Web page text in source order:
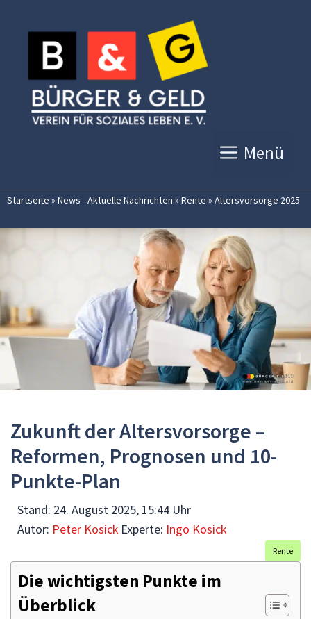
Inhalt
springen
Menü
Startseite » News - Aktuelle Nachrichten » Rente » Altersvorsorge 2025
Zukunft der Altersvorsorge –
Reformen, Prognosen und 10-
Punkte-Plan
Stand: 24. August 2025, 15:44 Uhr
Autor: Peter Kosick Experte: Ingo Kosick
Rente
Die wichtigsten Punkte im
Überblick